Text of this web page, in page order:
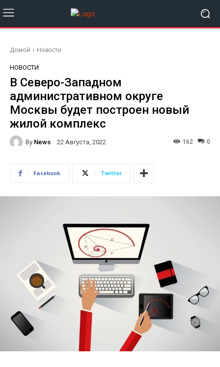
Домой Новости
НОВОСТИ
В Северо-Западном
административном округе
Москвы будет построен новый
жилой комплекс
By News 22 Августа, 2022 0
162
Facebook Twitter